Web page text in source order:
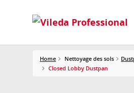
Home Nettoyage des sols
Closed Lobby Dustpan